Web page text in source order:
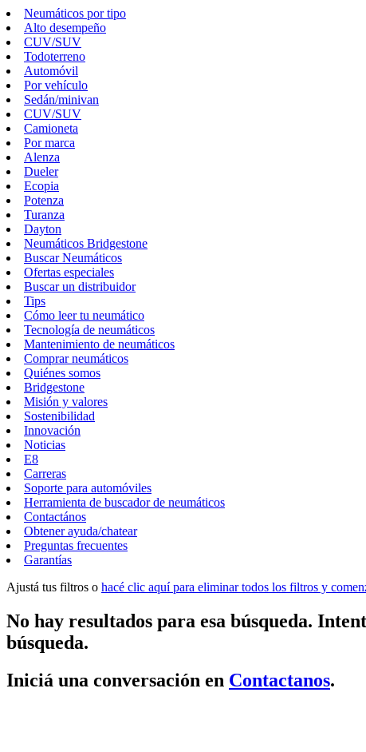
Neumáticos por tipo
Alto desempeño
CUV/SUV
Todoterreno
Automóvil
Por vehículo
Sedán/minivan
CUV/SUV
Camioneta
Por marca
Alenza
Dueler
Ecopia
Potenza
Turanza
Dayton
Neumáticos Bridgestone
Buscar Neumáticos
Ofertas especiales
Buscar un distribuidor
Tips
Cómo leer tu neumático
Tecnología de neumáticos
Mantenimiento de neumáticos
Comprar neumáticos
Quiénes somos
Bridgestone
Misión y valores
Sostenibilidad
Innovación
Noticias
E8
Carreras
Soporte para automóviles
Herramienta de buscador de neumáticos
Contactános
Obtener ayuda/chatear
Preguntas frecuentes
Garantías
Ajustá tus filtros o hacé clic aquí para eliminar todos los filtros y
No hay resultados para esa búsqueda.
búsqueda.
Iniciá una conversación en Contactanos.